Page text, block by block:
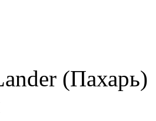
(Пахарь)